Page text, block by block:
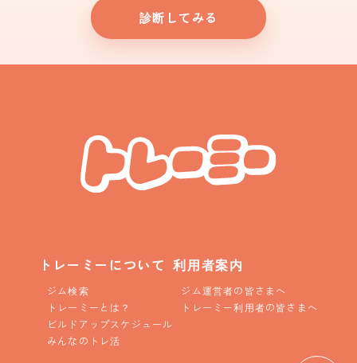
診断してみる
トレーミーについて
ジム検索
トレーミーとは？
ビルドアップスケジュール
みんなのトレ活
利用者案内
ジム運営者の皆さまへ
トレーミー利用者の皆さまへ